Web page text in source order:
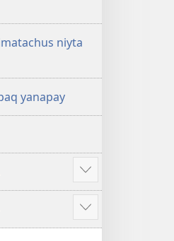
niyta
yanapay
Mostrar
más
Mostrar
más